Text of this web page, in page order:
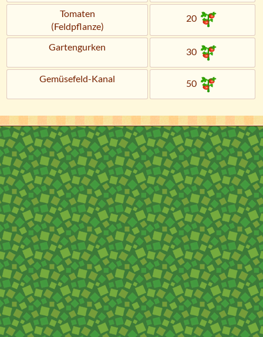
Tomaten
(Feldpflanze)
20
Gartengurken 30
Gemüsefeld-Kanal 50